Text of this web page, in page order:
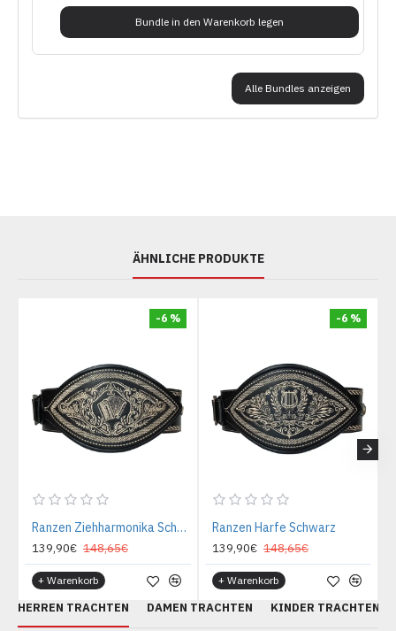
Bundle in den Warenkorb legen
Alle Bundles anzeigen
ÄHNLICHE PRODUKTE
-6 %
Ranzen Ziehharmonika Schwarz
139,90€ 148,65€
+ Warenkorb
-6 %
Ranzen Harfe Schwarz
139,90€ 148,65€
+ Warenkorb
HERREN TRACHTEN DAMEN TRACHTEN KINDER TRACHTEN